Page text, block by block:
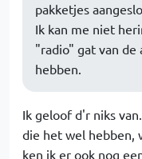
pakketjes
Ik kan me niet
"radio" gat van de
hebben.
Ik geloof d'r niks
die het wel hebben,
ken ik er ook nog